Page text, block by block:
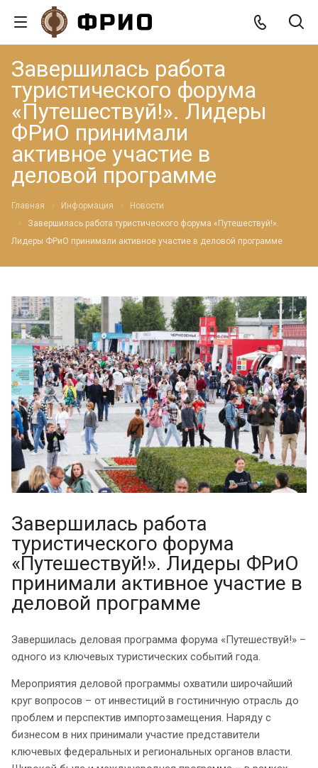
Завершилась работа
туристического форума
«Путешествуй!». Лидеры
ФРиО принимали
активное участие в
деловой программе
Главная Информация
Новости
Завершилась работа туристического форума «Путешествуй!».
Лидеры ФРиО принимали активное участие в деловой программе
Завершилась работа
туристического форума
«Путешествуй!». Лидеры ФРиО
принимали активное участие в
деловой программе
Завершилась деловая программа форума «Путешествуй!» –
одного из ключевых туристических событий года.
Мероприятия деловой программы охватили широчайший
круг вопросов – от инвестиций в гостиничную отрасль до
проблем и перспектив импортозамещения. Наряду с
бизнесом в них принимали участие представители
ключевых федеральных и региональных органов власти.